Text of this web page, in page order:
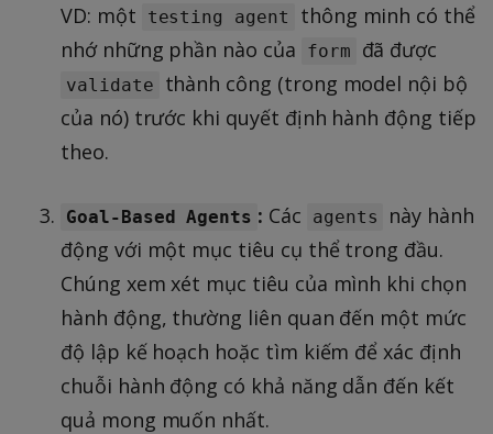
VD: một
testing agent
thông minh có thể
nhớ những phần nào của
form đã được
validate
thành công (trong model nội bộ
của nó) trước khi quyết định hành động tiếp
theo.
Goal-Based Agents : Các agents
này hành
động với một mục tiêu cụ thể trong đầu.
Chúng xem xét mục tiêu của mình khi chọn
hành động, thường liên quan đến một mức
độ lập kế hoạch hoặc tìm kiếm để xác định
chuỗi hành động có khả năng dẫn đến kết
quả mong muốn nhất.